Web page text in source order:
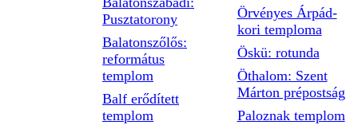
Pusztatorony
Balatonszőlős:
református
templom
Balf erődített
templom
Örvényes Árpád-
kori temploma
Öskü: rotunda
Öthalom: Szent
Márton prépostság
Paloznak templom